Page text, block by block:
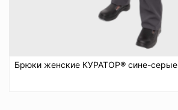
Брюки женские КУРАТОР® сине-серые